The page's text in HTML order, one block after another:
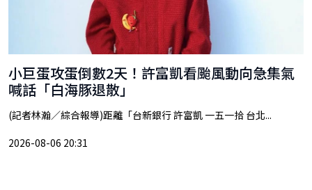
小巨蛋攻蛋倒數2天！許富凱看颱風動向急集氣
喊話「白海豚退散」
(記者林瀚／綜合報導)距離「台新銀行 許富凱 一五一拾 台北...
2026-08-06 20:31